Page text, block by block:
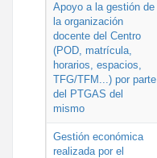
Apoyo a la gestión de
la organización
docente del Centro
(POD, matrícula,
horarios, espacios,
TFG/TFM...) por parte
del PTGAS del
mismo
Gestión económica
realizada por el